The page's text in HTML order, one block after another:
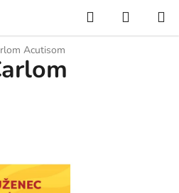
Hľadať
KOŠÍK
Acutisom